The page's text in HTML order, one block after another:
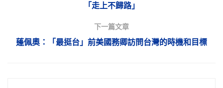
「走上不歸路」
下一篇文章
蓬佩奧：「最挺台」前美國務卿訪問台灣的時機和目標